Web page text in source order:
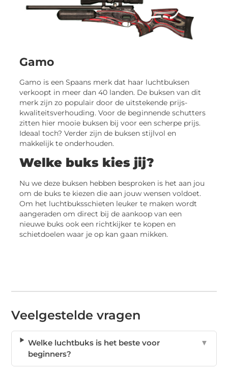
Gamo
Gamo is een Spaans merk dat haar luchtbuksen
verkoopt in meer dan 40 landen. De buksen van dit
merk zijn zo populair door de uitstekende prijs-
kwaliteitsverhouding. Voor de beginnende schutters
zitten hier mooie buksen bij voor een scherpe prijs.
Ideaal toch? Verder zijn de buksen stijlvol en
makkelijk te onderhouden.
Welke buks kies jij?
Nu we deze buksen hebben besproken is het aan jou
om de buks te kiezen die aan jouw wensen voldoet.
Om het luchtbuksschieten leuker te maken wordt
aangeraden om direct bij de aankoop van een
nieuwe buks ook een richtkijker te kopen en
schietdoelen waar je op kan gaan mikken.
Veelgestelde vragen
Welke luchtbuks is het beste voor
beginners?
▼